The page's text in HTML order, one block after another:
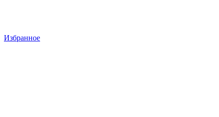
Избранное